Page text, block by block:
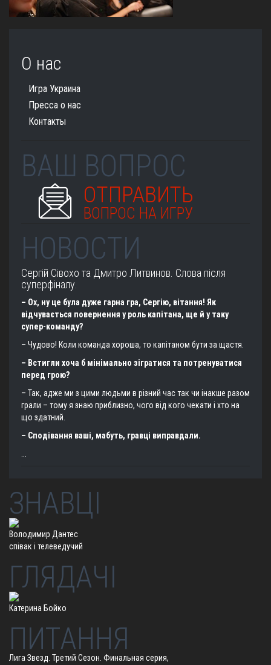
О нас
Игра Украина
Пресса о нас
Контакты
ВАШ ВОПРОС
ОТПРАВИТЬ
ВОПРОС НА ИГРУ
НОВОСТИ
Сергій Сівохо та Дмитро Литвинов. Слова після
суперфіналу.
– Ох, ну це була дуже гарна гра, Сергію, вітання! Як
відчувається повернення у роль капітана, ще й у таку
супер-команду?
– Чудово! Коли команда хороша, то капітаном бути за щастя.
– Встигли хоча б мінімально зігратися та потренуватися
перед грою?
– Так, адже ми з цими людьми в різний час так чи інакше разом
грали – тому я знаю приблизно, чого від кого чекати і хто на
що здатний.
– Сподівання ваші, мабуть, гравці виправдали.
ЗНАВЦІ
Володимир Дантес
спiвак i телеведучий
ГЛЯДАЧІ
Катерина Бойко
ПИТАННЯ
Лига Звезд. Третий Сезон. Финальная серия,